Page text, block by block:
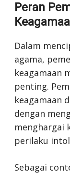
Peran
Dalam
agama,
keagamaan
penting.
keagamaan
dengan
menghargai
perilaku
Sebagai